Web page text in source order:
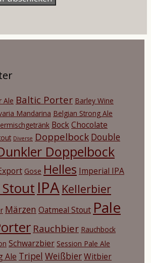
Ale Baltic Porter Barley Wine
Mandarina Belgian Strong Ale
BockChocolate
Diverse Doppelbock Double
Doppelbock
Gose Helles Imperial IPA
IPA Kellerbier
Märzen Oatmeal Stout Pale
Rauchbier Rauchbock
Schwarzbier Session Pale Ale
Ale Tripel WeißbierWitbier